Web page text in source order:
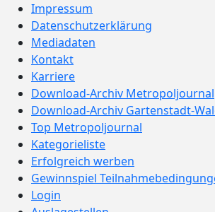
Impressum
Datenschutzerklärung
Mediadaten
Kontakt
Karriere
Download-Archiv Metropoljournal
Download-Archiv Gartenstadt-
Top Metropoljournal
Kategorieliste
Erfolgreich werben
Gewinnspiel
Login